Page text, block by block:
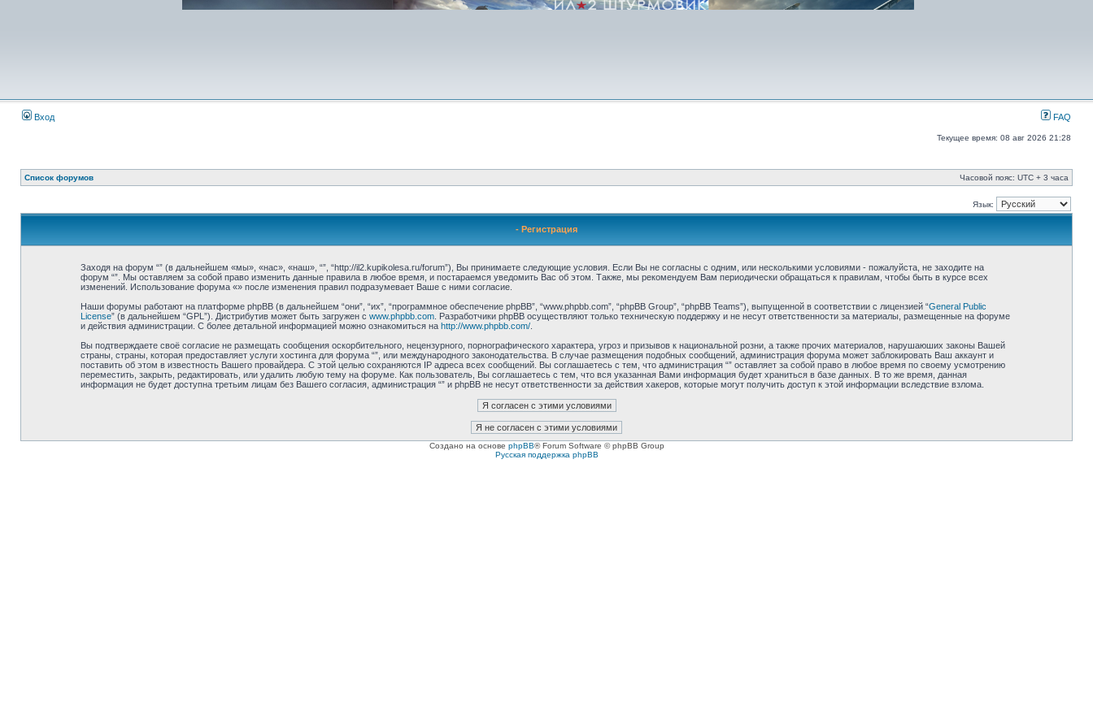
Вход FAQ
Текущее время: 08 авг 2026 21:28
Список форумов Часовой пояс: UTC + 3 часа
Язык:
- Регистрация
Заходя на форум “” (в дальнейшем «мы», «нас», «наш», “”, “http://il2.kupikolesa.ru/forum”), Вы принимаете следующие условия. Если Вы не согласны с одним, или несколькими условиями - пожалуйста, не заходите на
форум “”. Мы оставляем за собой право изменить данные правила в любое время, и постараемся уведомить Вас об этом. Также, мы рекомендуем Вам периодически обращаться к правилам, чтобы быть в курсе всех
изменений. Использование форума «» после изменения правил подразумевает Ваше с ними согласие.
Наши форумы работают на платформе phpBB (в дальнейшем “они”, “их”, “программное обеспечение phpBB”, “www.phpbb.com”, “phpBB Group”, “phpBB Teams”), выпущенной в соответствии с лицензией “General Public
License” (в дальнейшем “GPL”). Дистрибутив может быть загружен с www.phpbb.com. Разработчики phpBB осуществляют только техническую поддержку и не несут ответственности за материалы, размещенные на форуме
и действия администрации. С более детальной информацией можно ознакомиться на http://www.phpbb.com/.
Вы подтверждаете своё согласие не размещать сообщения оскорбительного, нецензурного, порнографического характера, угроз и призывов к национальной розни, а также прочих материалов, нарушаюших законы Вашей
страны, страны, которая предоставляет услуги хостинга для форума “”, или международного законодательства. В случае размещения подобных сообщений, администрация форума может заблокировать Ваш аккаунт и
поставить об этом в известность Вашего провайдера. С этой целью сохраняются IP адреса всех сообщений. Вы соглашаетесь с тем, что администрация “” оставляет за собой право в любое время по своему усмотрению
переместить, закрыть, редактировать, или удалить любую тему на форуме. Как пользователь, Вы соглашаетесь с тем, что вся указанная Вами информация будет храниться в базе данных. В то же время, данная
информация не будет доступна третьим лицам без Вашего согласия, администрация “” и phpBB не несут ответственности за действия хакеров, которые могут получить доступ к этой информации вследствие взлома.
Создано на основе phpBB® Forum Software © phpBB Group
Русская поддержка phpBB